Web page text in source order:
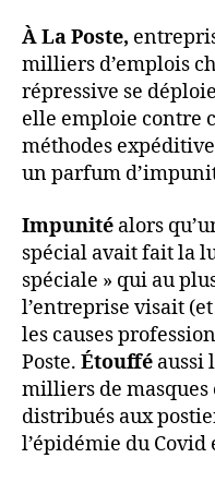
À La Poste,
milliers d’emplois
répressive se
elle emploie contre
méthodes
un parfum
Impunité alors
spécial avait fait la
spéciale » qui au
l’entreprise visait
les causes
Poste. Étouffé aussi
milliers de
distribués aux
l’épidémie du Covid